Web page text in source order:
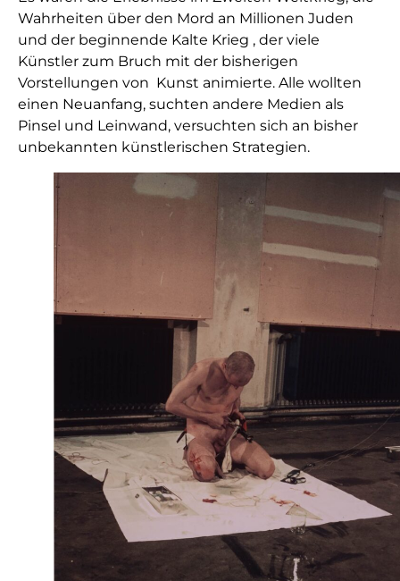
Wahrheiten über den Mord an Millionen Juden
und der beginnende Kalte Krieg , der viele
Künstler zum Bruch mit der bisherigen
Vorstellungen von Kunst animierte. Alle wollten
einen Neuanfang, suchten andere Medien als
Pinsel und Leinwand, versuchten sich an bisher
unbekannten künstlerischen Strategien.